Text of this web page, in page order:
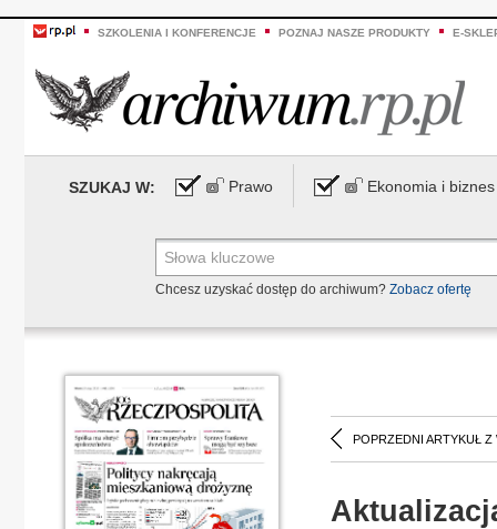
SZKOLENIA I KONFERENCJE POZNAJ NASZE PRODUKTY E-
SZUKAJ W: Prawo Ekonomia i biznes
Chcesz uzyskać dostęp do archiwum? Zobacz ofertę
POPRZEDNI ARTYKUŁ Z